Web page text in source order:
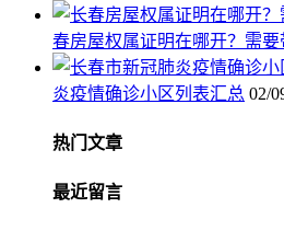
春房屋权属证明在哪开？需要
炎疫情确诊小区列表汇总 02/
热门文章
最近留言